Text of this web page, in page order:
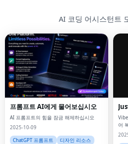
AI 코딩 어시스턴트
프롬프트 AI에게 물어보십시오
AI 프롬프트의 힘을 잠금 해제하십시오
2025-10-09
ChatGPT 프롬프트
디자인 리소스
어